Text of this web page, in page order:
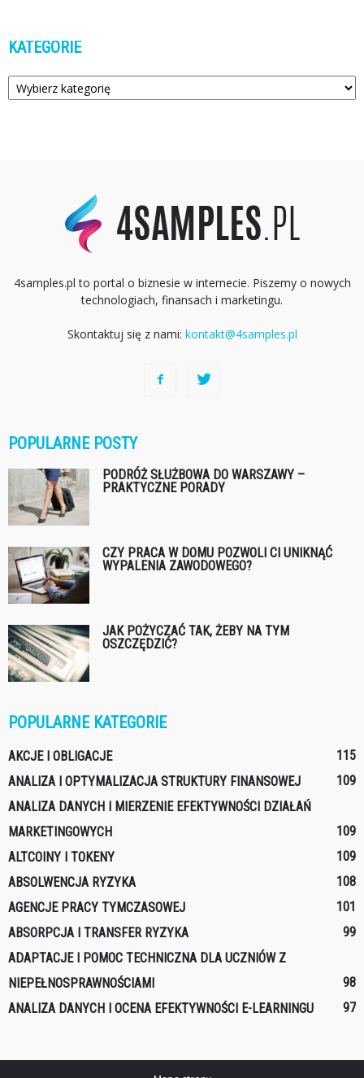
KATEGORIE
Kategorie
4samples.pl to portal o biznesie w internecie. Piszemy o nowych
technologiach, finansach i marketingu.
Skontaktuj się z nami: kontakt@4samples.pl
POPULARNE POSTY
PODRÓŻ SŁUŻBOWA DO WARSZAWY –
PRAKTYCZNE PORADY
CZY PRACA W DOMU POZWOLI CI UNIKNĄĆ
WYPALENIA ZAWODOWEGO?
JAK POŻYCZAĆ TAK, ŻEBY NA TYM
OSZCZĘDZIĆ?
POPULARNE KATEGORIE
AKCJE I OBLIGACJE
115
ANALIZA I OPTYMALIZACJA STRUKTURY FINANSOWEJ
109
ANALIZA DANYCH I MIERZENIE EFEKTYWNOŚCI DZIAŁAŃ
MARKETINGOWYCH
109
ALTCOINY I TOKENY
109
ABSOLWENCJA RYZYKA
108
AGENCJE PRACY TYMCZASOWEJ
101
ABSORPCJA I TRANSFER RYZYKA
99
ADAPTACJE I POMOC TECHNICZNA DLA UCZNIÓW Z
NIEPEŁNOSPRAWNOŚCIAMI
98
ANALIZA DANYCH I OCENA EFEKTYWNOŚCI E-LEARNINGU
97